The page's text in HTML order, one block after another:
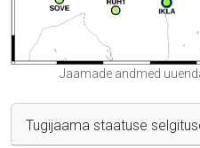
Jaamade andmed
Tugijaama staatuse